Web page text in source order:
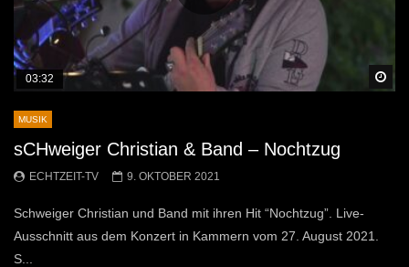
03:32
MUSIK
sCHweiger Christian & Band – Nochtzug
ECHTZEIT-TV 9. OKTOBER 2021
Schweiger Christian und Band mit ihren Hit “Nochtzug”. Live-
Ausschnitt aus dem Konzert in Kammern vom 27. August 2021.
S...